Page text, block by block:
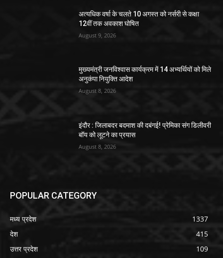
अत्यधिक वर्षा के चलते 10 अगस्त को नर्सरी से कक्षा
12वीं तक अवकाश घोषित
August 9, 2026
मुख्यमंत्री जनविश्वास कार्यक्रम में 14 अभ्यर्थियों को मिले
अनुकंपा नियुक्ति आदेश
August 8, 2026
इंदौर : जिलाबदर बदमाश की दबंगई! प्रेमिका संग डिलीवरी
बॉय को लूटने का प्रयास
August 8, 2026
POPULAR CATEGORY
मध्य प्रदेश
1337
देश
415
उत्तर प्रदेश
109